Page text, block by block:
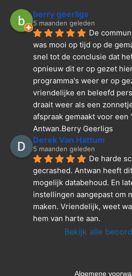
berry geerligs
5 maanden geleden
De
was mooi op tijd op de
snel tot de conclusie dat
opnieuw dit er op gezet
programma's weer er op
vriendelijke en beleefd
draait weer als een
afspraak gemaakt voor
Antwan.Berry Geerligs
Derek Van Hattum
5 maanden geleden
De harde
gecrashed. Antwan heeft
mogelijk databehoud. En
instellingen aangepast om
maken. Vriendelijk, weet
hem van harte aan.
Bekijk alle
Algemene